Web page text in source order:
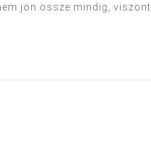
jön össze mindig, viszont